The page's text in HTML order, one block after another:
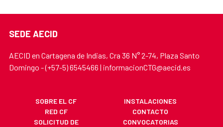
SEDE AECID
AECID en Cartagena de Indias, Cra 36 N° 2-74, Plaza Santo
Domingo - (+57-5) 6545466 | informacionCTG@aecid.es
SOBRE EL CF
INSTALACIONES
RED CF
CONTACTO
SOLICITUD DE
CONVOCATORIAS